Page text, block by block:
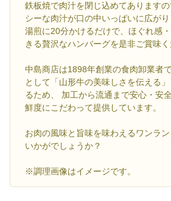
鉄板焼で肉汁を閉じ込めてあります
シーな肉汁が口の中いっぱいに広がり
湯煎に20分かけるだけで、ほぐれ感
きる贅沢なハンバーグを是非ご賞味く
中島商店は1898年創業の食肉卸業者
として「山形牛の美味しさを伝える
るため、 加工から流通まで安心・安
鮮度にこだわって提供しています。
お肉の風味と旨味を味わえるワンラ
いかがでしょうか？
※調理画像はイメージです。